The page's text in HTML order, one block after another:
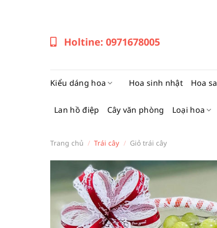
Holtine: 0971678005
Kiểu dáng hoa Hoa sinh nhật Hoa
Lan hồ điệp Cây văn phòng Loại hoa
Trang chủ / Trái cây / Giỏ trái cây